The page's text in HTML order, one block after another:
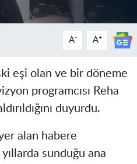
A- A+
eşi olan ve bir döneme
programcısı Reha
duyurdu.
alan habere
sunduğu ana